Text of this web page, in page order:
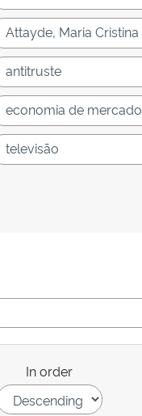
In order